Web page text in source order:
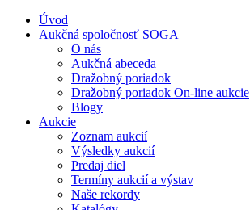
Úvod
Aukčná spoločnosť SOGA
O nás
Aukčná abeceda
Dražobný poriadok
Dražobný poriadok On-line aukcie
Blogy
Aukcie
Zoznam aukcií
Výsledky aukcií
Predaj diel
Termíny aukcií a výstav
Naše rekordy